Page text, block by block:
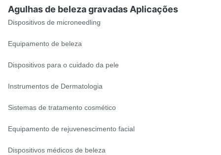
Materiais
Agulhas de beleza gravadas Aplicações
Dispositivos de microneedling
Equipamento de beleza
Dispositivos para o cuidado da pele
Instrumentos de Dermatologia
Sistemas de tratamento cosmético
Equipamento de rejuvenescimento facial
Dispositivos médicos de beleza